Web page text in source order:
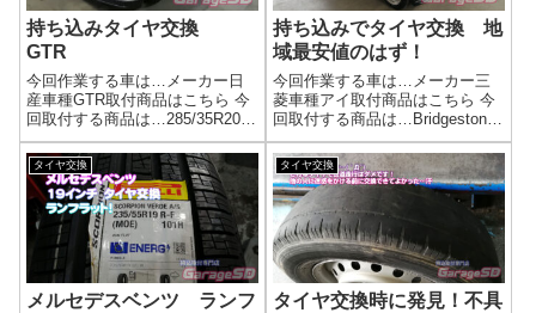
持ち込みタイヤ交換
GTR
今回作業する車は…メーカー日
産車種GTR取付商品はこちら 今
回取付する商品は…285/35R20
ランフラット作業写真空気圧セ
ンサー付きバルブの新調とハブ
の錆取清掃も同時に行いました
(^^)/持ち込みタイヤ交換、地域最
安値に挑戦！プロの技術...
持ち込みでタイヤ交換 地
域最安値のはず！
今回作業する車は…メーカー三
菱車種アイ取付商品はこちら 今
回取付する商品は…Bridgestone
POTENZA Adrenalin RE004
165/55R15メーカー希望小売価
格 17160円 って…作業写真昔
の復刻ホイールがいい感...
タイヤ交換
メルセデスベンツ ランフ
タイヤ交換
タイヤ交換時に発見！不具